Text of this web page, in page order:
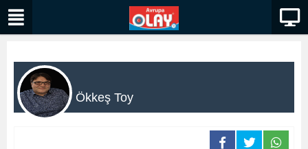
Ökkeş Toy